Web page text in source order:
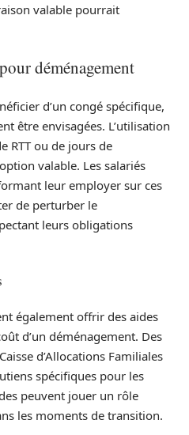
valable pourrait
déménagement
d’un congé spécifique,
être envisagées. L’utilisation
RTT ou de jours de
valable. Les salariés
leur employer sur ces
de perturber le
leurs obligations
également offrir des aides
d’un déménagement. Des
d’Allocations Familiales
spécifiques pour les
peuvent jouer un rôle
les moments de transition.